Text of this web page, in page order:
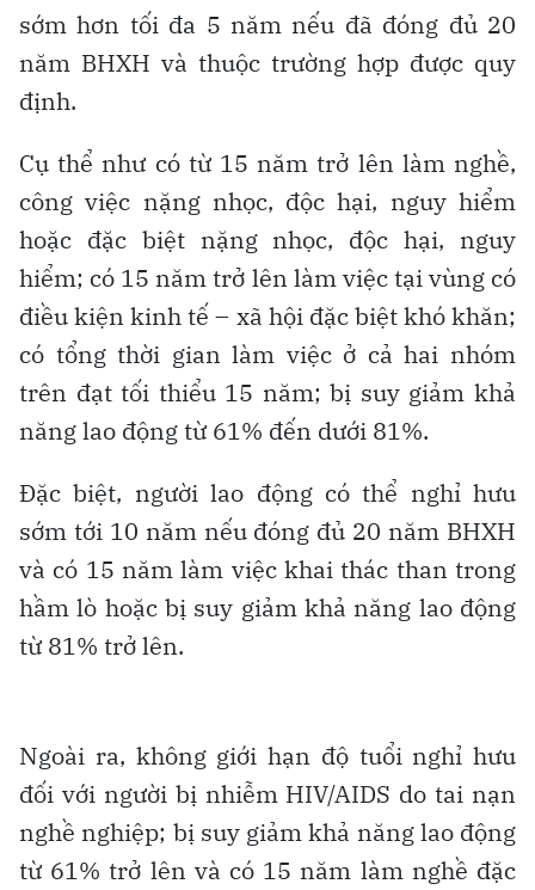
sớm hơn tối đa 5 năm nếu đã đóng đủ 20
năm BHXH và thuộc trường hợp được quy
định.
Cụ thể như có từ 15 năm trở lên làm nghề,
công việc nặng nhọc, độc hại, nguy hiểm
hoặc đặc biệt nặng nhọc, độc hại, nguy
hiểm; có 15 năm trở lên làm việc tại vùng có
điều kiện kinh tế – xã hội đặc biệt khó khăn;
có tổng thời gian làm việc ở cả hai nhóm
trên đạt tối thiểu 15 năm; bị suy giảm khả
năng lao động từ 61% đến dưới 81%.
Đặc biệt, người lao động có thể nghỉ hưu
sớm tới 10 năm nếu đóng đủ 20 năm BHXH
và có 15 năm làm việc khai thác than trong
hầm lò hoặc bị suy giảm khả năng lao động
từ 81% trở lên.
Ngoài ra, không giới hạn độ tuổi nghỉ hưu
đối với người bị nhiễm HIV/AIDS do tai nạn
nghề nghiệp; bị suy giảm khả năng lao động
từ 61% trở lên và có 15 năm làm nghề đặc